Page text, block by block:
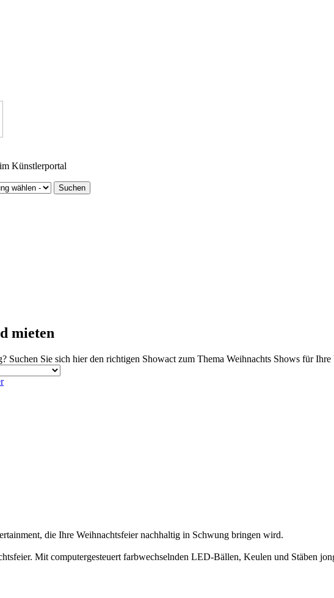
Künstlerportal
mieten
Suchen Sie sich hier den richtigen Showact zum Thema Weihnachts Shows für
die Ihre Weihnachtsfeier nachhaltig in Schwung bringen wird.
Mit computergesteuert farbwechselnden LED-Bällen, Keulen und Stäben